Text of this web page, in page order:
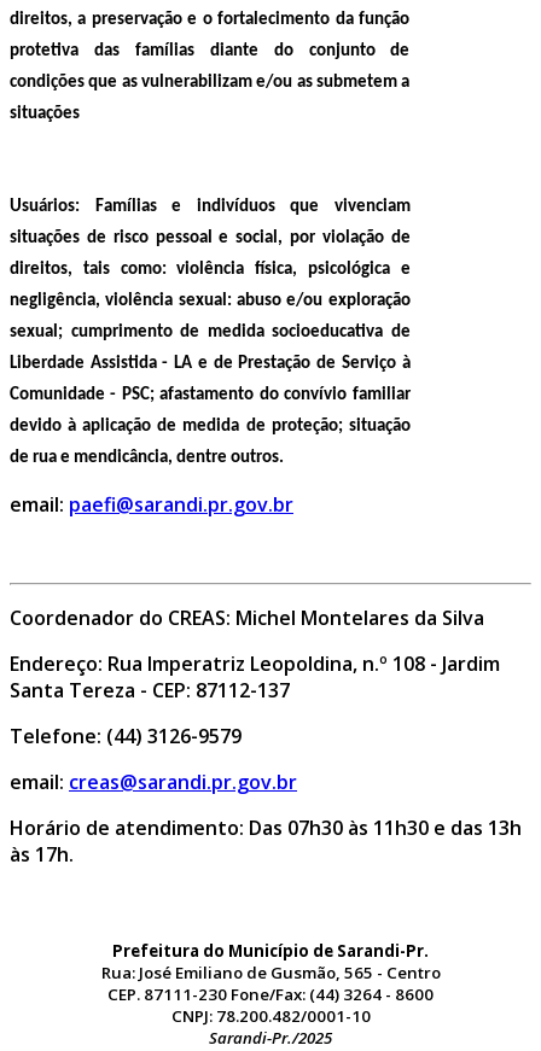
direitos, a preservação e o fortalecimento da função
protetiva das famílias diante do conjunto de
condições que as vulnerabilizam e/ou as submetem a
situações
Usuários: Famílias e indivíduos que vivenciam
situações de risco pessoal e social, por violação de
direitos, tais como: violência física, psicológica e
negligência, violência sexual: abuso e/ou exploração
sexual; cumprimento de medida socioeducativa de
Liberdade Assistida - LA e de Prestação de Serviço à
Comunidade - PSC; afastamento do convívio familiar
devido à aplicação de medida de proteção; situação
de rua e mendicância, dentre outros.
email: paefi@sarandi.pr.gov.br
Coordenador do CREAS: Michel Montelares da Silva
Endereço: Rua Imperatriz Leopoldina, n.º 108 - Jardim
Santa Tereza - CEP: 87112-137
Telefone: (44) 3126-9579
email: creas@sarandi.pr.gov.br
Horário de atendimento: Das 07h30 às 11h30 e das 13h
às 17h.
Prefeitura do Município de Sarandi-Pr.
Rua: José Emiliano de Gusmão, 565 - Centro
CEP. 87111-230 Fone/Fax: (44) 3264 - 8600
CNPJ: 78.200.482/0001-10
Sarandi-Pr./2025